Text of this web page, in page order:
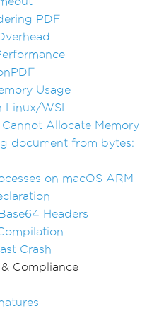
PDF
Usage
Linux/WSL
Allocate Memory
document from bytes:
on macOS ARM
Headers
Crash
Compliance